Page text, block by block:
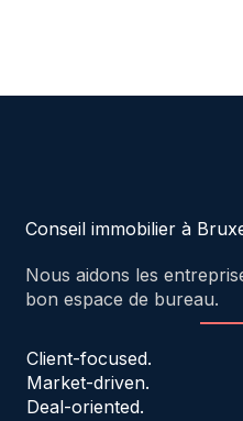
Conseil immobilier à
Nous aidons les
bon espace de bureau.
Client-focused.
Market-driven.
Deal-oriented.